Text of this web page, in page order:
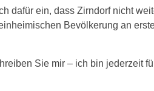
dafür ein, dass Zirndorf nicht
Bevölkerung an
Sie mir – ich bin jederzeit